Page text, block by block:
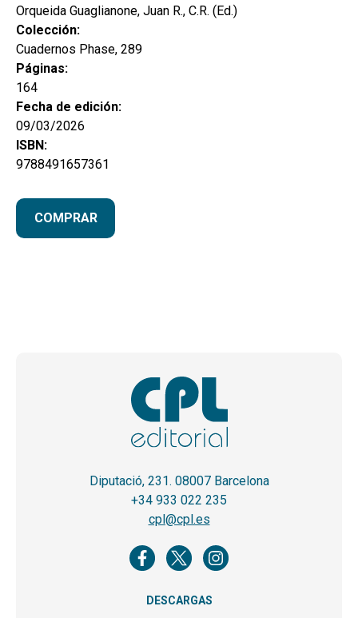
Orqueida Guaglianone, Juan R., C.R. (Ed.)
Colección:
Cuadernos Phase, 289
Páginas:
164
Fecha de edición:
09/03/2026
ISBN:
9788491657361
COMPRAR
Diputació, 231. 08007 Barcelona
+34 933 022 235
cpl@cpl.es
DESCARGAS